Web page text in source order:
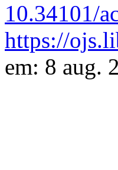
10.34101/
https://
em: 8 aug.